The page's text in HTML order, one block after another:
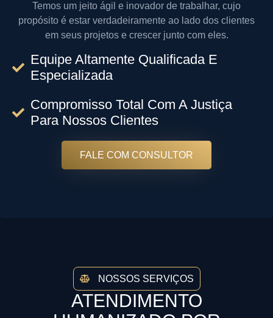
Temos um jeito ágil e inovador de trabalhar, cujo
propósito é estar verdadeiramente ao lado dos clientes
em seus projetos e crescer junto com eles.
Equipe Altamente Qualificada E
Especializada
Compromisso Total Com A Justiça
Para Nossos Clientes
FALE COM CONSULTOR
NOSSOS SERVIÇOS
ATENDIMENTO